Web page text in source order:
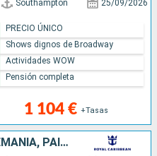
Southampton 25/09/2026
1 104 € +Tasas
PRECIO ÚNICO
Shows dignos de Broadway
Actividades WOW
Pensión completa
NORUEGA, DINAMARCA, ALEMANIA, PAISES BAJOS, REINO UNIDO